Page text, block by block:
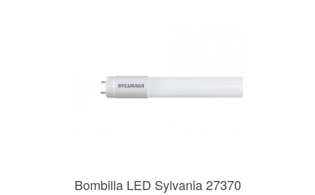
Bombilla LED Sylvania 27370